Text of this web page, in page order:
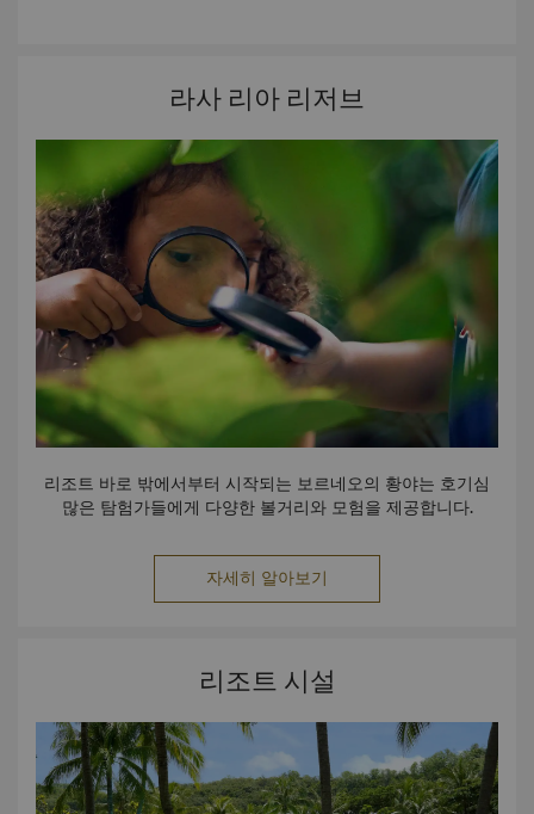
라사 리아 리저브
리조트 바로 밖에서부터 시작되는 보르네오의 황야는 호기심
많은 탐험가들에게 다양한 볼거리와 모험을 제공합니다.
자세히 알아보기
리조트 시설